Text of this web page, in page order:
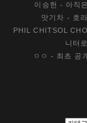
이승헌 - 아직
맛기차 - 호
PHIL CHITSOL
니터
ㅇㅇ - 최초 공